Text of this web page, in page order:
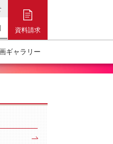
資料請求
ギャラリー